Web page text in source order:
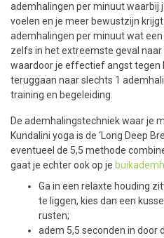
ademhalingen per minuut waarbij
voelen en je meer bewustzijn
ademhalingen per minuut wat
zelfs in het extreemste geval
waardoor je effectief angst tegen
teruggaan naar slechts 1
training en begeleiding.
De ademhalingstechniek waar je
Kundalini yoga is de ‘Long Deep
eventueel de 5,5 methode
gaat je echter ook op je
Ga in een relaxte houding
te liggen, kies dan een
rusten;
adem 5,5 seconden in door